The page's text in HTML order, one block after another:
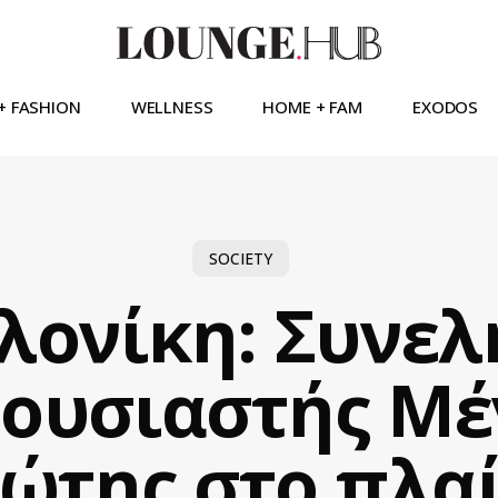
FASHION WELLNESS HOME + FAM EXODOS
SOCIETY